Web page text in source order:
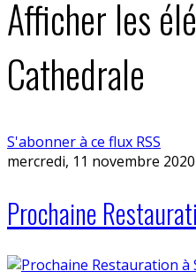
Afficher les
Cathedrale
S'abonner à ce flux RSS
mercredi, 11 novembre
Prochaine